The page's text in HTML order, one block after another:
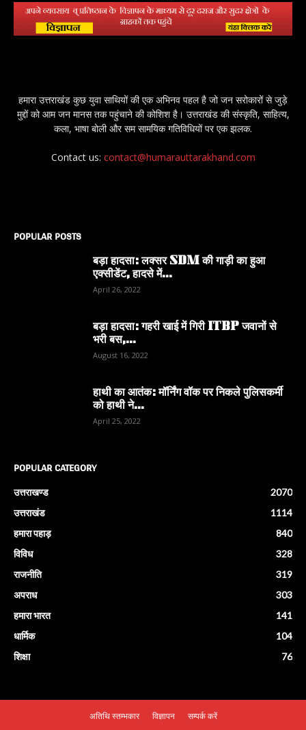
हमारा उत्तराखंड कुछ युवा साथियों की एक अभिनव पहल है जो जन सरोकारों से जुड़े
मुद्दों को आम जन मानस तक पहुंचाने की कोशिश है। उत्तराखंड की संस्कृति, साहित्य,
कला, भाषा बोली और सम सामयिक गतिविधियों पर एक झलक.
Contact us: contact@humarauttarakhand.com
POPULAR POSTS
बड़ा हादसा: लक्सर SDM की गाड़ी का हुआ
एक्सीडेंट, हादसे में...
April 26, 2022
बड़ा हादसा: गहरी खाई में गिरी ITBP जवानों से
भरी बस,...
August 16, 2022
हाथी का आतंक: मॉर्निंग वॉक पर निकले पुलिसकर्मी
को हाथी ने...
April 25, 2022
POPULAR CATEGORY
उत्तराखण्ड
2070
उत्तराखंड
1114
हमारा पहाड़
840
विविध
328
राजनीति
319
अपराध
303
हमारा भारत
141
धार्मिक
104
शिक्षा
76
अतिथि स्तम्भकार विज्ञापन सम्पर्क करें